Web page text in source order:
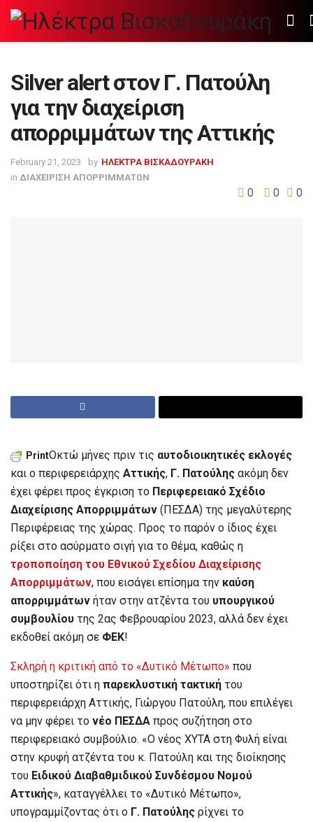
Silver alert στον Γ. Πατούλη
για την διαχείριση
απορριμμάτων της Αττικής
February 21, 2023 by ΗΛΕΚΤΡΑ ΒΙΣΚΑΔΟΥΡΑΚΗ
in ΔΙΑΧΕΙΡΙΣΗ ΑΠΟΡΡΙΜΜΑΤΩΝ
0 0 0
PrintΟκτώ μήνες πριν τις αυτοδιοικητικές εκλογές
και ο περιφερειάρχης Αττικής, Γ. Πατούλης ακόμη δεν
έχει φέρει προς έγκριση το Περιφερειακό Σχέδιο
Διαχείρισης Απορριμμάτων (ΠΕΣΔΑ) της μεγαλύτερης
Περιφέρειας της χώρας. Προς το παρόν ο ίδιος έχει
ρίξει στο ασύρματο σιγή για το θέμα, καθώς η
τροποποίηση του Εθνικού Σχεδίου Διαχείρισης
Απορριμμάτων, που εισάγει επίσημα την καύση
απορριμμάτων ήταν στην ατζέντα του υπουργικού
συμβουλίου της 2ας Φεβρουαρίου 2023, αλλά δεν έχει
εκδοθεί ακόμη σε ΦΕΚ!
Σκληρή η κριτική από το «Δυτικό Μέτωπο» που
υποστηρίζει ότι η παρεκλυστική τακτική του
περιφερειάρχη Αττικής, Γιώργου Πατούλη, που επιλέγει
να μην φέρει το νέο ΠΕΣΔΑ προς συζήτηση στο
περιφερειακό συμβούλιο. «Ο νέος ΧΥΤΑ στη Φυλή είναι
στην κρυφή ατζέντα του κ. Πατούλη και της διοίκησης
του Ειδικού Διαβαθμιδικού Συνδέσμου Νομού
Αττικής», καταγγέλλει το «Δυτικό Μέτωπο»,
υπογραμμίζοντας ότι ο Γ. Πατούλης ρίχνει το